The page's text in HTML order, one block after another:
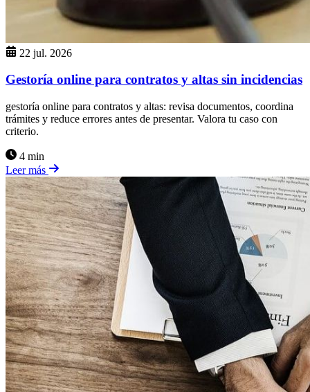
22 jul. 2026
Gestoría online para contratos y altas sin incidencias
gestoría online para contratos y altas: revisa documentos, coordina
trámites y reduce errores antes de presentar. Valora tu caso con
criterio.
4 min
Leer más